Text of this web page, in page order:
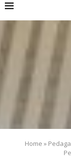
Home »